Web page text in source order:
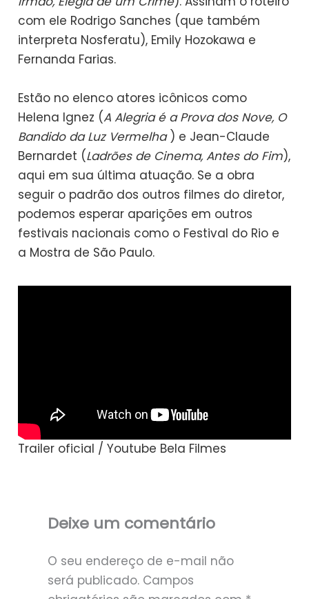
com ele Rodrigo Sanches (que também
interpreta Nosferatu), Emily Hozokawa e
Fernanda Farias.
Estão no elenco atores icônicos como
Helena Ignez (A Alegria é a Prova dos Nove, O
Bandido da Luz Vermelha ) e Jean-Claude
Bernardet (Ladrões de Cinema, Antes do Fim),
aqui em sua última atuação. Se a obra
seguir o padrão dos outros filmes do diretor,
podemos esperar aparições em outros
festivais nacionais como o Festival do Rio e
a Mostra de São Paulo.
Trailer oficial / Youtube Bela Filmes
Deixe um comentário
O seu endereço de e-mail não
será publicado. Campos